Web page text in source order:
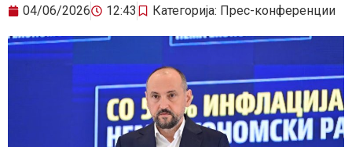
04/06/2026 12:43 Категорија: Прес-конференции